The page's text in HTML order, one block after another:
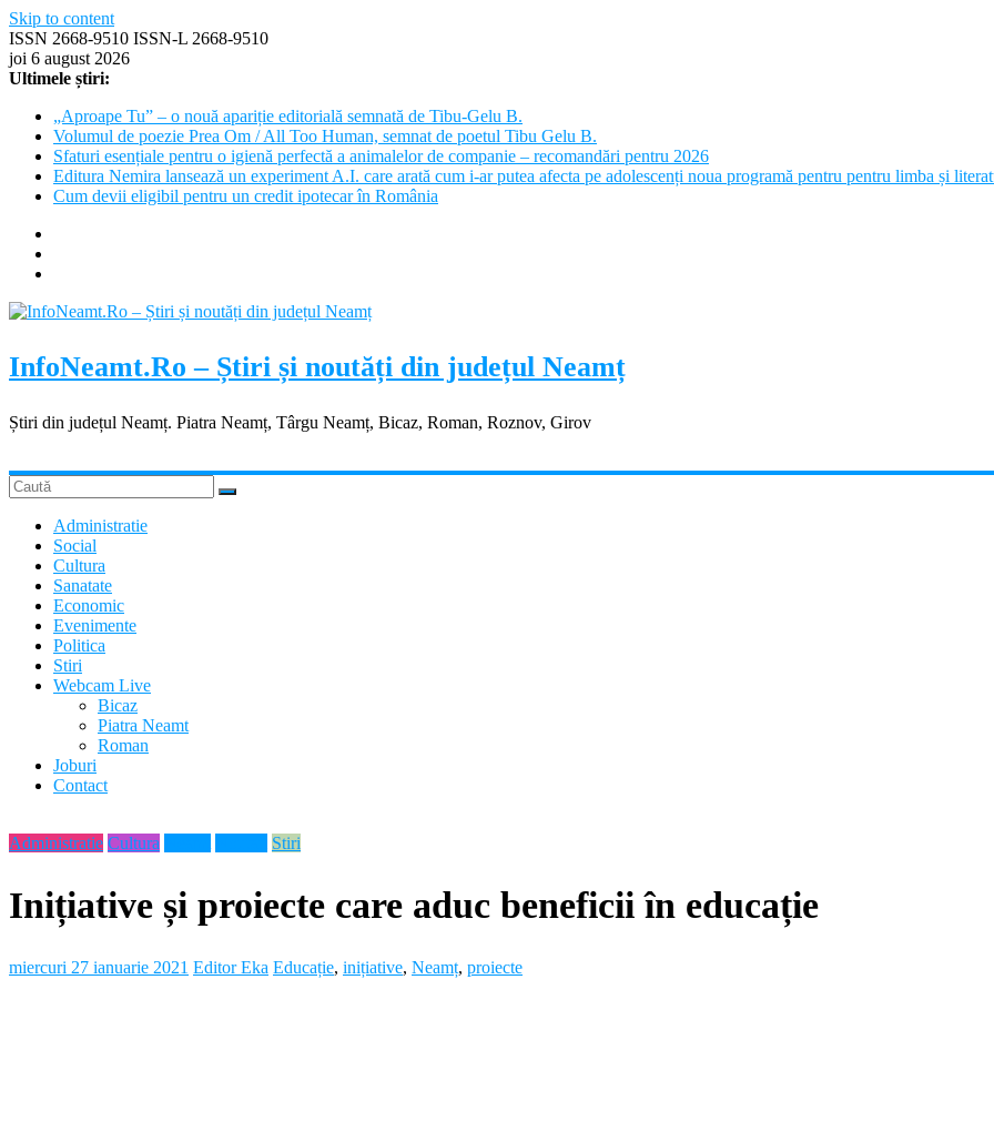
Skip to content
ISSN 2668-9510 ISSN-L 2668-9510
joi 6 august 2026
Ultimele știri:
„Aproape Tu” – o nouă apariție editorială semnată de Tibu-Gelu B.
Volumul de poezie Prea Om / All Too Human, semnat de poetul Tibu Gelu B.
Sfaturi esențiale pentru o igienă perfectă a animalelor de companie – recomandări pentru 2026
Editura Nemira lansează un experiment A.I. care arată cum i-ar putea afecta pe adolescenți noua programă pentru pentru limba și
Cum devii eligibil pentru un credit ipotecar în România
InfoNeamt.Ro – Știri și noutăți din județul Neamț
Știri din județul Neamț. Piatra Neamț, Târgu Neamț, Bicaz, Roman, Roznov, Girov
Administratie
Social
Cultura
Sanatate
Economic
Evenimente
Politica
Stiri
Webcam Live
Bicaz
Piatra Neamt
Roman
Joburi
Contact
Administratie Cultura Stiri
Inițiative și proiecte care aduc beneficii în educație
miercuri 27 ianuarie 2021 Editor Eka Educație, inițiative, Neamț, proiecte